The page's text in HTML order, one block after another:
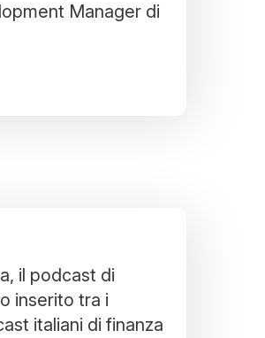
Manager di
il podcast di
inserito tra i
italiani di finanza